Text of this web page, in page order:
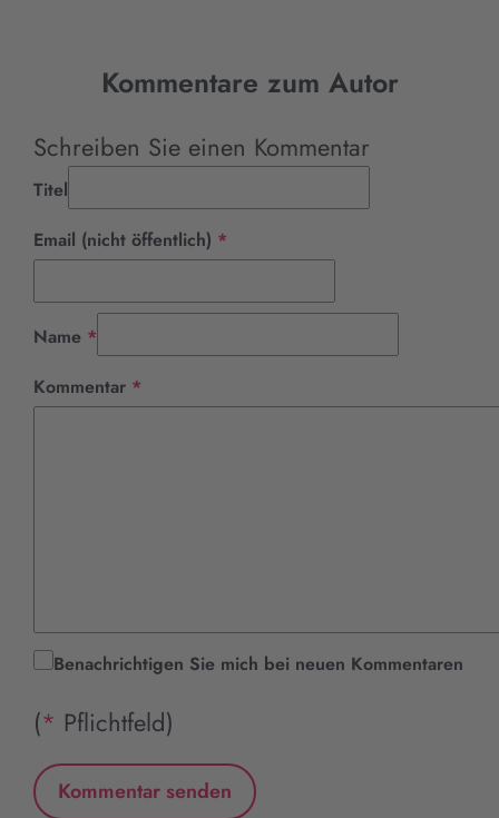
Kommentare zum Autor
Schreiben Sie einen Kommentar
Titel
Email (nicht öffentlich) *
Name *
Kommentar *
Benachrichtigen Sie mich bei neuen Kommentaren
(* Pflichtfeld)